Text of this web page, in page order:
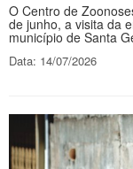
O Centro de
de junho, a visita da
município de Santa
Data: 14/07/2026